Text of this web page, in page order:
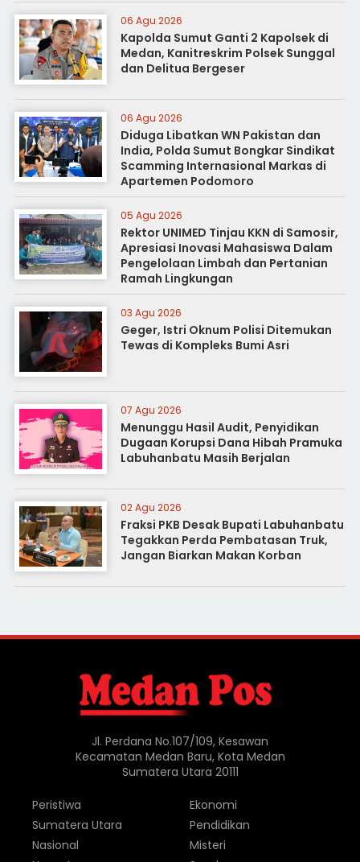
06 Agu 2026
Kapolda Sumut Ganti 2 Kapolsek di
Medan, Kanitreskrim Polsek Sunggal
dan Delitua Bergeser
06 Agu 2026
Diduga Libatkan WN Pakistan dan
India, Polda Sumut Bongkar Sindikat
Scamming Internasional Markas di
Apartemen Podomoro
05 Agu 2026
Rektor UNIMED Tinjau KKN di Samosir,
Apresiasi Inovasi Mahasiswa Dalam
Pengelolaan Limbah dan Pertanian
Ramah Lingkungan
03 Agu 2026
Geger, Istri Oknum Polisi Ditemukan
Tewas di Kompleks Bumi Asri
07 Agu 2026
Menunggu Hasil Audit, Penyidikan
Dugaan Korupsi Dana Hibah Pramuka
Labuhanbatu Masih Berjalan
02 Agu 2026
Fraksi PKB Desak Bupati Labuhanbatu
Tegakkan Perda Pembatasan Truk,
Jangan Biarkan Makan Korban
Jl. Perdana No.107/109, Kesawan
Kecamatan Medan Baru, Kota Medan
Sumatera Utara 20111
Peristiwa
Sumatera Utara
Nasional
Ekonomi
Pendidikan
Misteri